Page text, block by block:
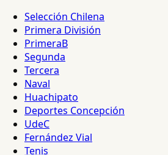
Selección Chilena
Primera División
PrimeraB
Segunda
Tercera
Naval
Huachipato
Deportes Concepción
UdeC
Fernández Vial
Tenis